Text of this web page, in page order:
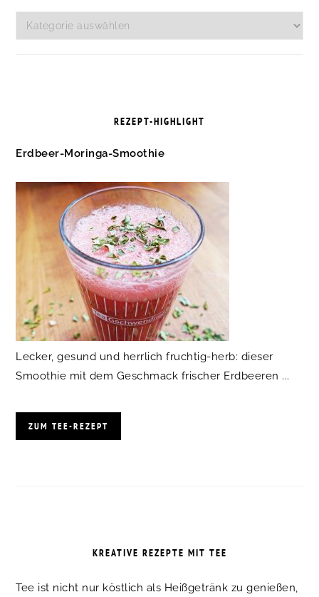
Kategorien
REZEPT-HIGHLIGHT
Erdbeer-Moringa-Smoothie
Lecker, gesund und herrlich fruchtig-herb: dieser
Smoothie mit dem Geschmack frischer Erdbeeren ...
ZUM TEE-REZEPT
KREATIVE REZEPTE MIT TEE
Tee ist nicht nur köstlich als Heißgetränk zu genießen,